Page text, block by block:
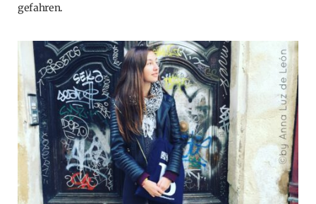
gefahren.